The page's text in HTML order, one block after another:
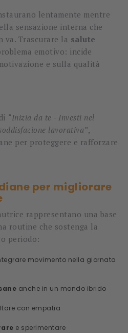
lentamente mentre
sensazione interna che
va. Trascurare la salute
emotivo: incide
e sulla qualità
“Inizia da te - Investi nel
lavorativa”,
per proteggere e rafforzare
per migliorare
rappresentano una base
routine che sostenga la
periodo:
movimento nella giornata
anche in un mondo ibrido
con empatia
e sperimentare